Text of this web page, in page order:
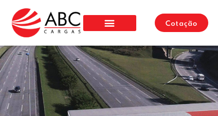
Cotação